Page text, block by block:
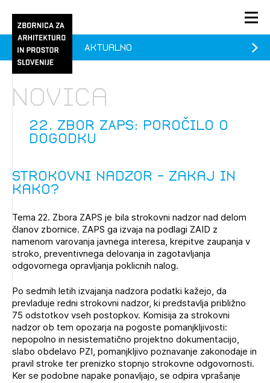
PRIJAVA
Članstvo
Praksa
O ZAPS
1/1
Pozdravljeni
PRIJAVITE SE
POZABLJENO GESLO
REGISTRIRAJTE SE
22. Zbor ZAPS: poročilo o
dogodku
Novica
Aktualno
Strokovni nadzor – Zakaj in
kako?
Tema 22. Zbora ZAPS je bila strokovni nadzor nad delom
članov zbornice. ZAPS ga izvaja na podlagi ZAID z
namenom varovanja javnega interesa, krepitve zaupanja v
stroko, preventivnega delovanja in zagotavljanja
odgovornega opravljanja poklicnih nalog.
Po sedmih letih izvajanja nadzora podatki kažejo, da
prevladuje redni strokovni nadzor, ki predstavlja približno
75 odstotkov vseh postopkov. Komisija za strokovni
nadzor ob tem opozarja na pogoste pomanjkljivosti:
nepopolno in nesistematično projektno dokumentacijo,
slabo obdelavo PZI, pomanjkljivo poznavanje zakonodaje in
pravil stroke ter prenizko stopnjo strokovne odgovornosti.
Ker se podobne napake ponavljajo, se odpira vprašanje
1/1
prijava
PRIJAVITE SE
1/2
Prijava na novičnik
Novičnike. Označite svojo izbiro.
Novičnike vam bomo pošiljali na vaš elektronski naslov.
Mesečni novičnik
Novičnik izobraževanj
Tedenski novičnik javnih naročil
Dnevne medijske objave